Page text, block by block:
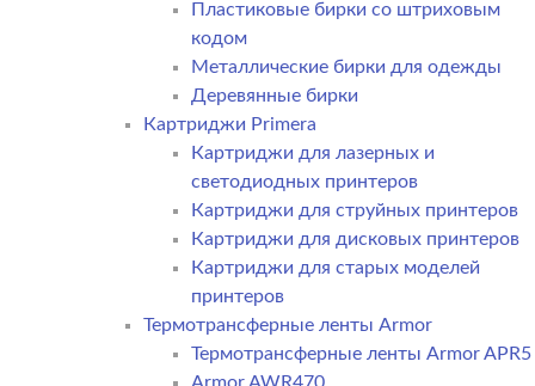
Пластиковые бирки со штриховым
кодом
Металлические бирки для одежды
Деревянные бирки
Картриджи Primera
Картриджи для лазерных и
светодиодных принтеров
Картриджи для струйных принтеров
Картриджи для дисковых принтеров
Картриджи для старых моделей
принтеров
Термотрансферные ленты Armor
Термотрансферные ленты Armor APR5